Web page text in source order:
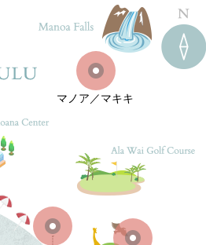
マノア／マキキ